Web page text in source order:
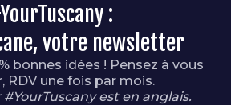
:
votre newsletter
bonnes idées ! Pensez à vous
RDV une fois par mois.
est en anglais.